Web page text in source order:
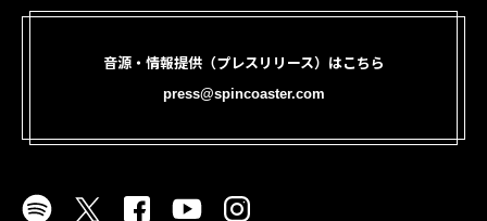
音源・情報提供（プレスリリース）はこちら
press@spincoaster.com